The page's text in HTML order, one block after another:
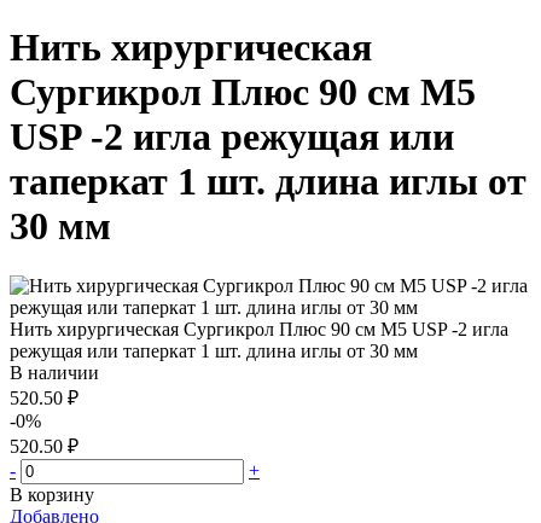
Нить хирургическая
Сургикрол Плюс 90 см М5
USP -2 игла режущая или
таперкат 1 шт. длина иглы от
30 мм
Нить хирургическая Сургикрол Плюс 90 см М5 USP -2 игла
режущая или таперкат 1 шт. длина иглы от 30 мм
В наличии
520.50 ₽
-0%
520.50 ₽
-
+
В корзину
Добавлено